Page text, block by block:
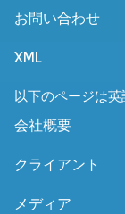
お問い合わせ
XML
以下のページは
会社概要
クライアント
メディア